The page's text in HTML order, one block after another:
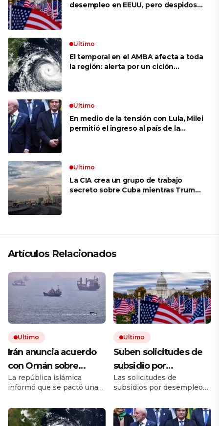
desempleo en EEUU, pero despidos
Ultimo
El temporal en el AMBA afecta a toda
la región: alerta por un ciclón
Ultimo
En medio de la tensión con Lula, Milei
permitió el ingreso al país de la
Ultimo
La CIA crea un grupo de trabajo
secreto sobre Cuba mientras Trump
Artículos Relacionados
Ultimo
Irán anuncia acuerdo
con Omán sobre
Ormuz, pero avisa que
su reapertura
dependerá de lo que
haga Estados Unidos
La república islámica
informó que se pactó una
estratégico estrecho por
donde pasa la quinta parte
Ultimo
Suben solicitudes de
subsidio por
desempleo en EEUU,
pero despidos siguen
bajos
Las solicitudes de
subsidios por desempleo
ligeramente, pero los
despidos se mantienen en